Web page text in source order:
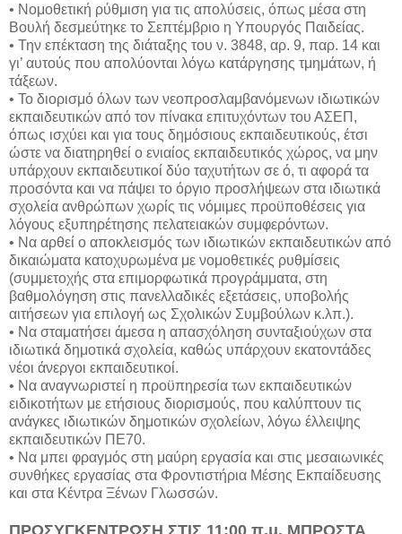
• Νομοθετική ρύθμιση για τις απολύσεις, όπως μέσα στη
Βουλή δεσμεύτηκε το Σεπτέμβριο η Υπουργός Παιδείας.
• Την επέκταση της διάταξης του ν. 3848, αρ. 9, παρ. 14 και
γι’ αυτούς που απολύονται λόγω κατάργησης τμημάτων, ή
τάξεων.
• Το διορισμό όλων των νεοπροσλαμβανόμενων ιδιωτικών
εκπαιδευτικών από τον πίνακα επιτυχόντων του ΑΣΕΠ,
όπως ισχύει και για τους δημόσιους εκπαιδευτικούς, έτσι
ώστε να διατηρηθεί ο ενιαίος εκπαιδευτικός χώρος, να μην
υπάρχουν εκπαιδευτικοί δύο ταχυτήτων σε ό, τι αφορά τα
προσόντα και να πάψει το όργιο προσλήψεων στα ιδιωτικά
σχολεία ανθρώπων χωρίς τις νόμιμες προϋποθέσεις για
λόγους εξυπηρέτησης πελατειακών συμφερόντων.
• Να αρθεί ο αποκλεισμός των ιδιωτικών εκπαιδευτικών από
δικαιώματα κατοχυρωμένα με νομοθετικές ρυθμίσεις
(συμμετοχής στα επιμορφωτικά προγράμματα, στη
βαθμολόγηση στις πανελλαδικές εξετάσεις, υποβολής
αιτήσεων για επιλογή ως Σχολικών Συμβούλων κ.λπ.).
• Να σταματήσει άμεσα η απασχόληση συνταξιούχων στα
ιδιωτικά δημοτικά σχολεία, καθώς υπάρχουν εκατοντάδες
νέοι άνεργοι εκπαιδευτικοί.
• Να αναγνωριστεί η προϋπηρεσία των εκπαιδευτικών
ειδικοτήτων με ετήσιους διορισμούς, που καλύπτουν τις
ανάγκες ιδιωτικών δημοτικών σχολείων, λόγω έλλειψης
εκπαιδευτικών ΠΕ70.
• Να μπει φραγμός στη μαύρη εργασία και στις μεσαιωνικές
συνθήκες εργασίας στα Φροντιστήρια Μέσης Εκπαίδευσης
και στα Κέντρα Ξένων Γλωσσών.
ΠΡΟΣΥΓΚΕΝΤΡΩΣΗ ΣΤΙΣ 11:00 π.μ. ΜΠΡΟΣΤΑ